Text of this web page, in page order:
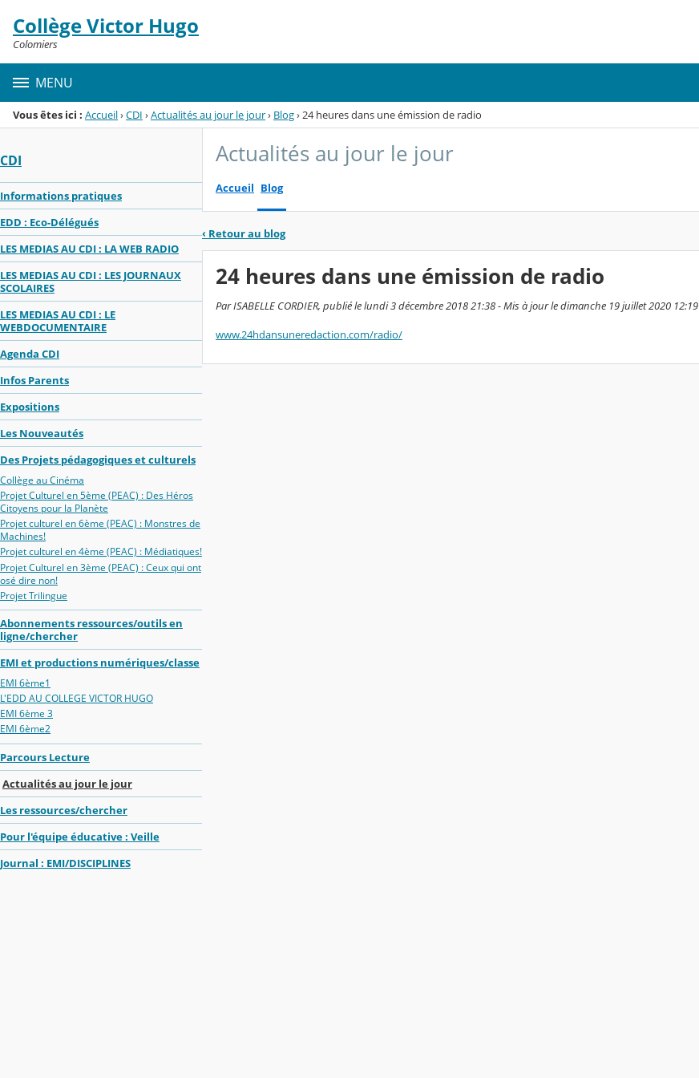
Menu de la rubrique
Contenu
Collège Victor Hugo
Colomiers
MENU
Vous êtes ici : Accueil›CDI ›Actualités au jour le jour› Blog›24 heures dans une émission de radio
CDI
Informations pratiques
EDD : Eco-Délégués
LES MEDIAS AU CDI : LA WEB RADIO
LES MEDIAS AU CDI : LES JOURNAUX
SCOLAIRES
LES MEDIAS AU CDI : LE
WEBDOCUMENTAIRE
Agenda CDI
Infos Parents
Expositions
Les Nouveautés
Des Projets pédagogiques et culturels
Collège au Cinéma
Projet Culturel en 5ème (PEAC) : Des Héros
Citoyens pour la Planète
Projet culturel en 6ème (PEAC) : Monstres de
Machines!
Projet culturel en 4ème (PEAC) : Médiatiques!
Projet Culturel en 3ème (PEAC) : Ceux qui ont
osé dire non!
Projet Trilingue
Abonnements ressources/outils en
ligne/chercher
EMI et productions numériques/classe
EMI 6ème1
L'EDD AU COLLEGE VICTOR HUGO
EMI 6ème 3
EMI 6ème2
Parcours Lecture
Actualités au jour le jour
Les ressources/chercher
Pour l'équipe éducative : Veille
Journal : EMI/DISCIPLINES
Actualités au jour le jour
Accueil Blog
‹ Retour au blog
24 heures dans une émission de radio
Par ISABELLE CORDIER, publié le lundi 3 décembre 2018 21:38 - Mis à jour le dimanche 19 juillet 2020 12:19
www.24hdansuneredaction.com/radio/